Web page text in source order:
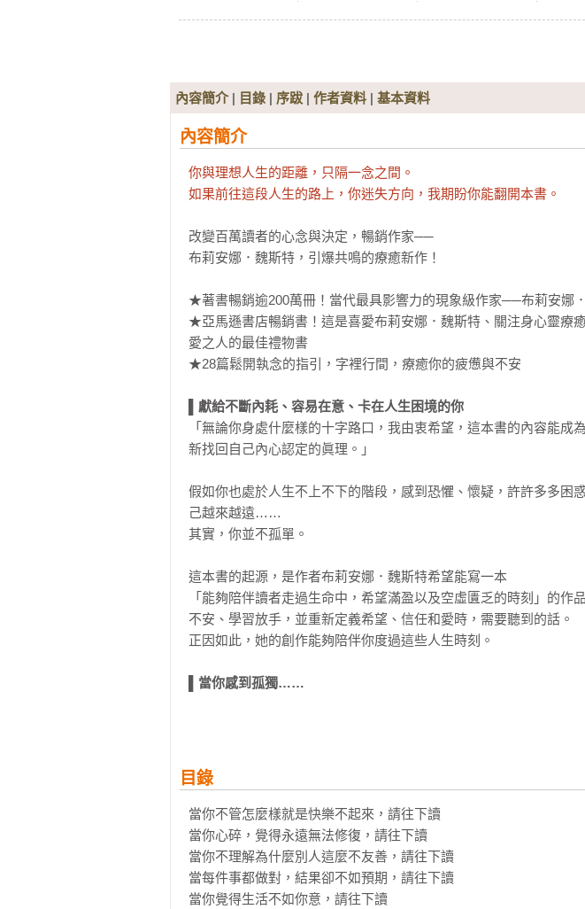
內容簡介| 目錄 | 序跋 | 作者資料 | 基本資料
內容簡介
你與理想人生的距離，只隔一念之間。
如果前往這段人生的路上，你迷失方向，我期盼你能翻開本書。
改變百萬讀者的心念與決定，暢銷作家──
布莉安娜．魏斯特，引爆共鳴的療癒新作！
★著書暢銷逾200萬冊！當代最具影響力的現象級作家──布莉安娜
★亞馬遜書店暢銷書！這是喜愛布莉安娜．魏斯特、關注身心靈療
愛之人的最佳禮物書
★28篇鬆開執念的指引，字裡行間，療癒你的疲憊與不安
▌獻給不斷內耗、容易在意、卡在人生困境的你
「無論你身處什麼樣的十字路口，我由衷希望，這本書的內容能成
新找回自己內心認定的眞理。」
假如你也處於人生不上不下的階段，感到恐懼、懷疑，許許多多困
己越來越遠……
其實，你並不孤單。
這本書的起源，是作者布莉安娜．魏斯特希望能寫一本
「能夠陪伴讀者走過生命中，希望滿盈以及空虛匱乏的時刻」的作
不安、學習放手，並重新定義希望、信任和愛時，需要聽到的話。
正因如此，她的創作能夠陪伴你度過這些人生時刻。
▌當你感到孤獨……
▌當你容易太在意、想太多……
你的創造力只存在於眼前那一瞬間。花越多時間耽溺過去或未來，
一點一滴從指縫中溜走。
▌當你很難放手與釋懷……
其實放手的正確時機，永遠都是「現在」。當你開始懷疑是不是該
放手了。
目錄
當你不管怎麼樣就是快樂不起來，請往下讀
當你心碎，覺得永遠無法修復，請往下讀
當你不理解為什麼別人這麼不友善，請往下讀
當每件事都做對，結果卻不如預期，請往下讀
當你覺得生活不如你意，請往下讀